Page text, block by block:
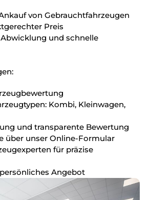
von Gebrauchtfahrzeugen
Preis
und schnelle
Kombi, Kleinwagen,
und transparente Bewertung
über unser Online-Formular
für präzise
Angebot